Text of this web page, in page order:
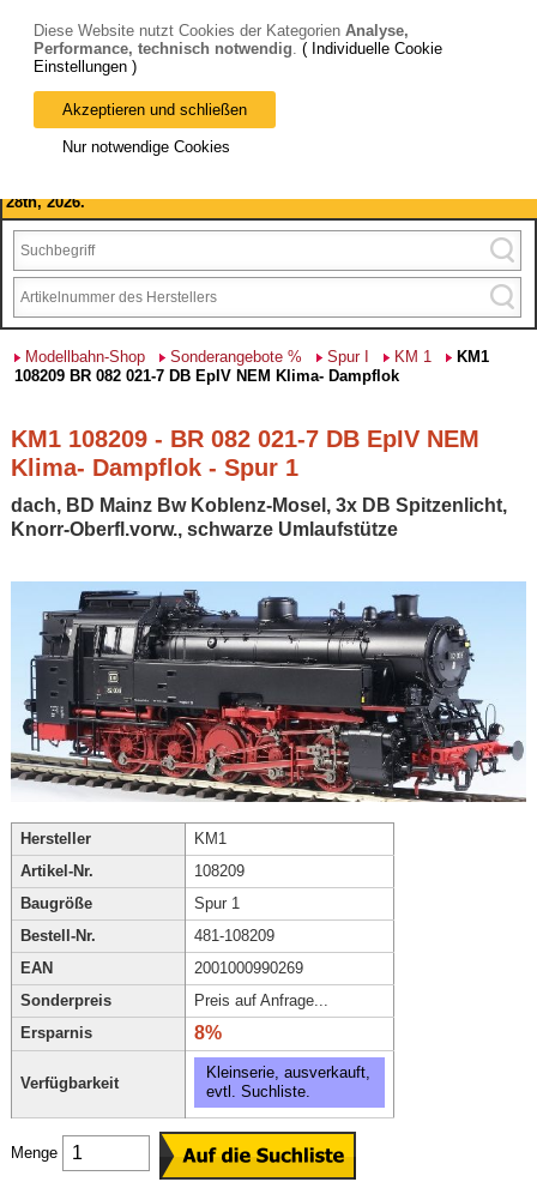
Bitte beachten Sie: wir machen Betriebsferien, vom 03. bis 28.
August 2026 haben wir geschlossen.
28th, 2026.
Modellbahn-Shop Sonderangebote % Spur I KM 1
KM1
108209 BR 082 021-7 DB EpIV NEM Klima- Dampflok
KM1 108209 - BR 082 021-7 DB EpIV NEM
Klima- Dampflok - Spur 1
dach, BD Mainz Bw Koblenz-Mosel, 3x DB Spitzenlicht,
Knorr-Oberfl.vorw., schwarze Umlaufstütze
Hersteller
KM1
Artikel-Nr.
108209
Baugröße
Spur 1
Bestell-Nr.
481-108209
EAN
2001000990269
Sonderpreis
Preis auf Anfrage...
Ersparnis
8%
Verfügbarkeit
Kleinserie, ausverkauft,
evtl. Suchliste.
Menge
Diese Website nutzt Cookies der Kategorien Analyse,
Performance, technisch notwendig. ( Individuelle Cookie
Einstellungen )
Akzeptieren und schließen
Nur notwendige Cookies